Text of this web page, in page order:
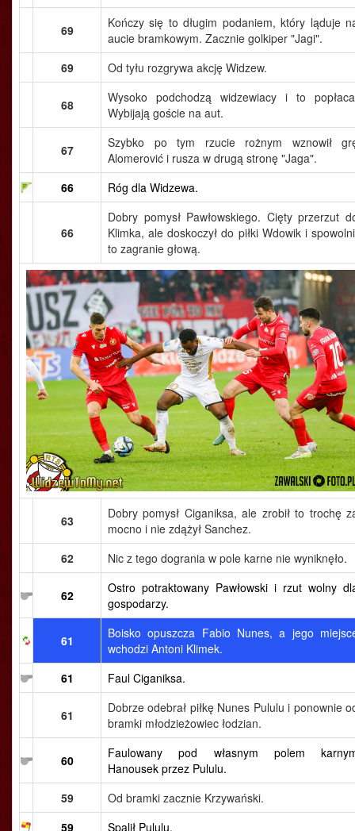
69
Kończy się to długim podaniem, który ląduje
aucie bramkowym. Zacznie golkiper "Jagi".
69
Od tyłu rozgrywa akcję Widzew.
68
Wysoko podchodzą widzewiacy i to
Wybijają goście na aut.
67
Szybko po tym rzucie rożnym wznowił
Alomerović i rusza w drugą stronę "Jaga".
66
Róg dla Widzewa.
66
Dobry pomysł Pawłowskiego. Cięty przerzut
Klimka, ale doskoczył do piłki Wdowik i
to zagranie głową.
63
Dobry pomysł Ciganiksa, ale zrobił to trochę
mocno i nie zdążył Sanchez.
62
Nic z tego dogrania w pole karne nie wyniknęło.
62
Ostro potraktowany Pawłowski i rzut wolny
gospodarzy.
61
Boisko opuszcza Fabio Nunes, a jego
wchodzi Antoni Klimek.
61
Faul Ciganiksa.
61
Dobrze odebrał piłkę Nunes Pululu i ponownie
bramki młodzieżowiec łodzian.
60
Faulowany pod własnym polem
Hanousek przez Pululu.
59
Od bramki zacznie Krzywański.
59
Spalił Pululu.